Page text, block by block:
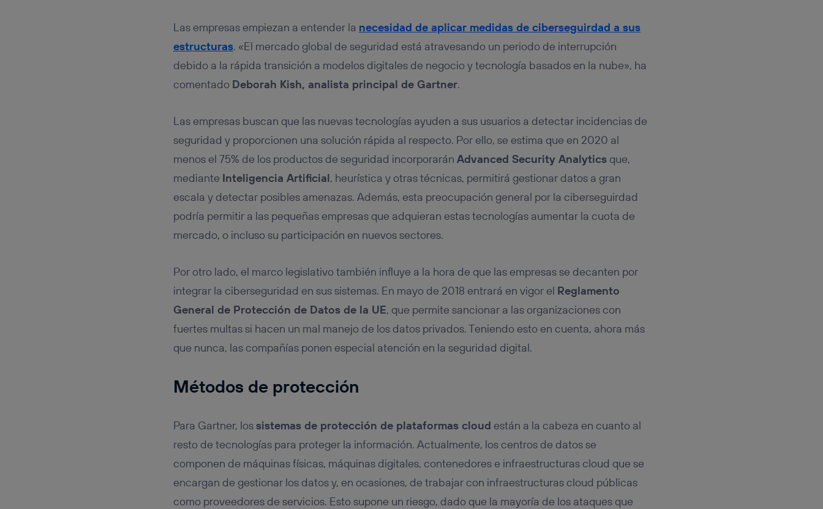
Las empresas empiezan a entender la necesidad de aplicar medidas de ciberseguirdad a sus
estructuras. «El mercado global de seguridad está atravesando un periodo de interrupción
debido a la rápida transición a modelos digitales de negocio y tecnología basados en la nube», ha
comentado Deborah Kish, analista principal de Gartner.
Las empresas buscan que las nuevas tecnologías ayuden a sus usuarios a detectar incidencias de
seguridad y proporcionen una solución rápida al respecto. Por ello, se estima que en 2020 al
menos el 75% de los productos de seguridad incorporarán Advanced Security Analyticsque,
mediante Inteligencia Artificial, heurística y otras técnicas, permitirá gestionar datos a gran
escala y detectar posibles amenazas. Además, esta preocupación general por la ciberseguirdad
podría permitir a las pequeñas empresas que adquieran estas tecnologías aumentar la cuota de
mercado, o incluso su participación en nuevos sectores.
Por otro lado, el marco legislativo también influye a la hora de que las empresas se decanten por
integrar la ciberseguridad en sus sistemas. En mayo de 2018 entrará en vigor el Reglamento
General de Protección de Datos de la UE, que permite sancionar a las organizaciones con
fuertes multas si hacen un mal manejo de los datos privados. Teniendo esto en cuenta, ahora más
que nunca, las compañías ponen especial atención en la seguridad digital.
Métodos de protección
Para Gartner, lossistemas de protección de plataformas cloud están a la cabeza en cuanto al
resto de tecnologías para proteger la información. Actualmente, los centros de datos se
componen de máquinas físicas, máquinas digitales, contenedores e infraestructuras cloud que se
encargan de gestionar los datos y, en ocasiones, de trabajar con infraestructuras cloud públicas
como proveedores de servicios. Esto supone un riesgo, dado que la mayoría de los ataques que